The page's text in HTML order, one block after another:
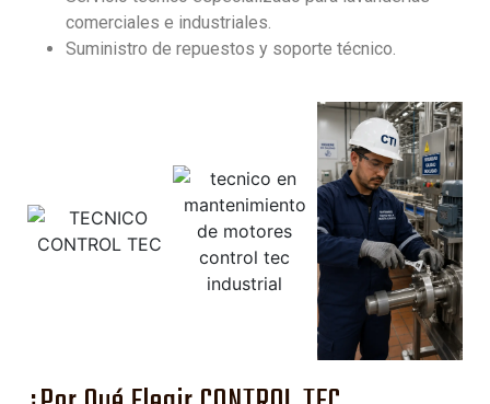
comerciales e industriales.
Suministro de repuestos y soporte técnico.